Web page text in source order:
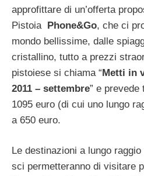
approfittare di un’offerta
Pistoia Phone&Go, che ci
mondo bellissime, dalle
cristallino, tutto a prezzi
pistoiese si chiama “Metti in
2011 – settembre” e prevede
1095 euro (di cui uno lungo
a 650 euro.
Le destinazioni a lungo
sci permetteranno di visitare